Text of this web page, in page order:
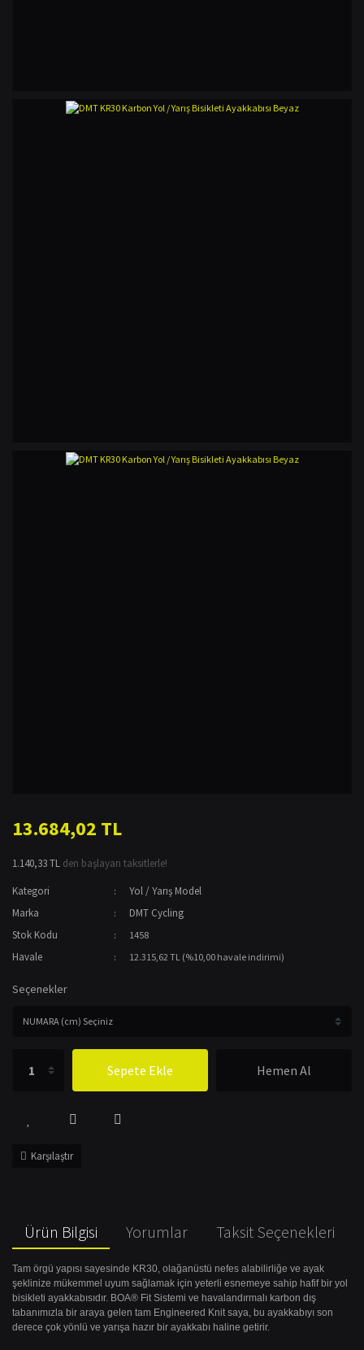
13.684,02 TL
1.140,33 TL den başlayan taksitlerle!
Kategori
Yol / Yarış Model
Marka
DMT Cycling
Stok Kodu
1458
Havale 12.315,62 TL (%10,00 havale indirimi)
Seçenekler
Sepete Ekle Hemen Al
Karşılaştır
Ürün Bilgisi Yorumlar Taksit Seçenekleri
Tam örgü yapısı sayesinde KR30, olağanüstü nefes alabilirliğe ve ayak
şeklinize mükemmel uyum sağlamak için yeterli esnemeye sahip hafif bir yol
bisikleti ayakkabısıdır. BOA® Fit Sistemi ve havalandırmalı karbon dış
tabanımızla bir araya gelen tam Engineered Knit saya, bu ayakkabıyı son
derece çok yönlü ve yarışa hazır bir ayakkabı haline getirir.